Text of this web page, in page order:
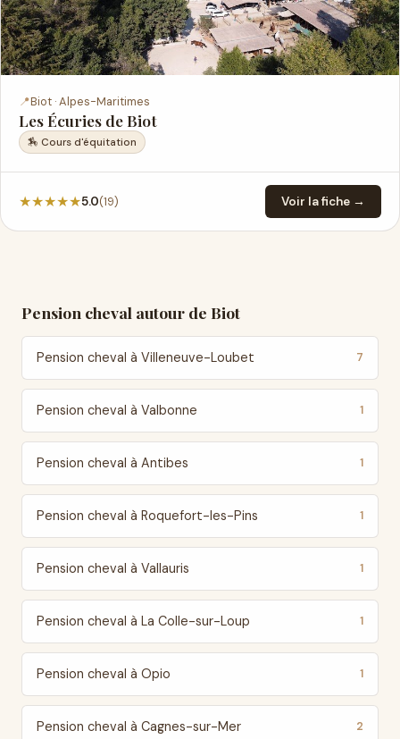
📍Biot · Alpes-Maritimes
Les Écuries de Biot
🏇 Cours d'équitation
★★★★★5.0(19) Voir la fiche →
Pension cheval autour de Biot
Pension cheval à Villeneuve-Loubet 7
Pension cheval à Valbonne 1
Pension cheval à Antibes 1
Pension cheval à Roquefort-les-Pins 1
Pension cheval à Vallauris 1
Pension cheval à La Colle-sur-Loup 1
Pension cheval à Opio 1
Pension cheval à Cagnes-sur-Mer 2